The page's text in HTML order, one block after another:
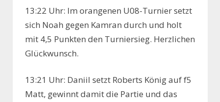
13:22 Uhr: Im orangenen U08-Turnier setzt
sich Noah gegen Kamran durch und holt
mit 4,5 Punkten den Turniersieg. Herzlichen
Glückwunsch.
13:21 Uhr: Daniil setzt Roberts König auf f5
Matt, gewinnt damit die Partie und das